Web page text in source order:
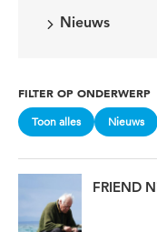
Nieuws
FILTER OP ONDERWERP
Toon alles Nieuws
FRIEND